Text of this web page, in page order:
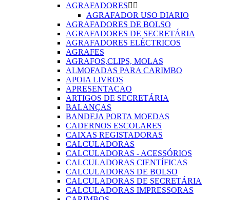
AGRAFADORES 
AGRAFADOR USO DIARIO
AGRAFADORES DE BOLSO
AGRAFADORES DE SECRETÁRIA
AGRAFADORES ELÉCTRICOS
AGRAFES
AGRAFOS,CLIPS, MOLAS
ALMOFADAS PARA CARIMBO
APOIA LIVROS
APRESENTACAO
ARTIGOS DE SECRETÁRIA
BALANÇAS
BANDEJA PORTA MOEDAS
CADERNOS ESCOLARES
CAIXAS REGISTADORAS
CALCULADORAS
CALCULADORAS - ACESSÓRIOS
CALCULADORAS CIENTÍFICAS
CALCULADORAS DE BOLSO
CALCULADORAS DE SECRETÁRIA
CALCULADORAS IMPRESSORAS